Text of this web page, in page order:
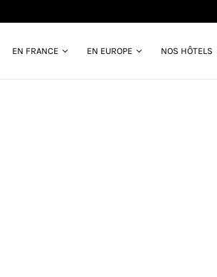
EN FRANCE EN EUROPE NOS HÔTELS